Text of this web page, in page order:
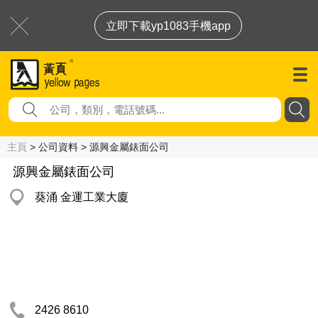
立即下載yp1083手機app
主頁 > 公司資料 > 源興金屬錶面公司
源興金屬錶面公司
葵涌 金運工業大廈
2426 8610